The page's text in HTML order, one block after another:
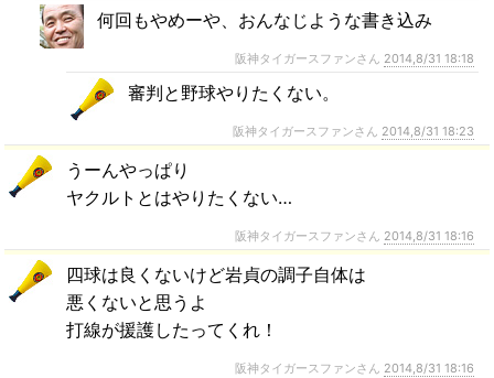
何回もやめーや、おんなじような書き込み
阪神タイガースファンさん 2014,8/31 18:18
審判と野球やりたくない。
阪神タイガースファンさん 2014,8/31 18:23
うーんやっぱり
ヤクルトとはやりたくない…
阪神タイガースファンさん 2014,8/31 18:16
四球は良くないけど岩貞の調子自体は
悪くないと思うよ
打線が援護したってくれ！
阪神タイガースファンさん 2014,8/31 18:16